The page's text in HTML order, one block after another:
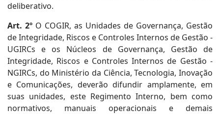
deliberativo.
Art. 2º O COGIR, as Unidades de Governança, Gestão
de Integridade, Riscos e Controles Internos de Gestão -
UGIRCs e os Núcleos de Governança, Gestão de
Integridade, Riscos e Controles Internos de Gestão -
NGIRCs, do Ministério da Ciência, Tecnologia, Inovação
e Comunicações, deverão difundir amplamente, em
suas unidades, este Regimento Interno, bem como
normativos, manuais operacionais e demais